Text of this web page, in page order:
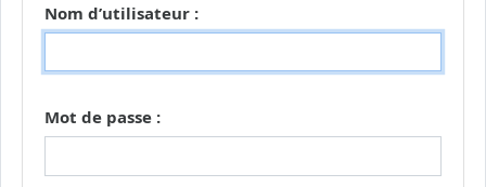
Nom d’utilisateur :
Mot de passe :